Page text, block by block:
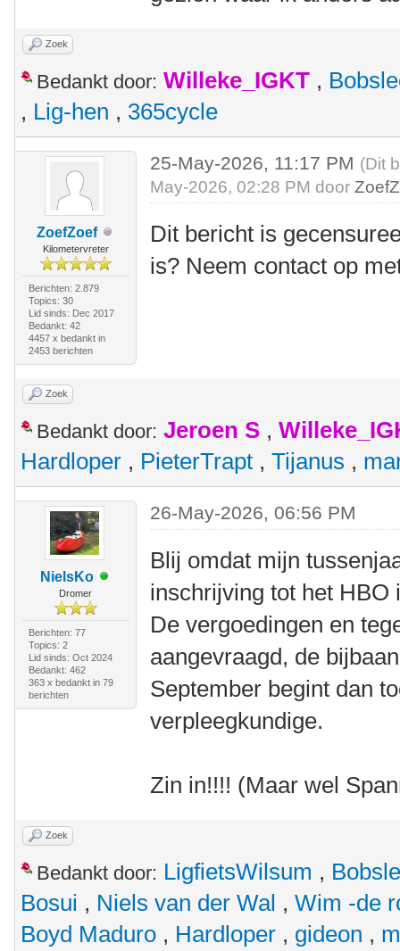
Zoek
Bedankt door: Willeke_IGKT ,
, Lig-hen , 365cycle
ZoefZoef
Kilometervreter
Berichten: 2.879
Topics: 30
Lid sinds: Dec 2017
Bedankt: 42
4457 x bedankt in
2453 berichten
25-May-2026, 11:17 PM (Dit
May-2026, 02:28 PM door
Dit bericht is
is? Neem contact op
Zoek
Bedankt door: Jeroen S ,
Hardloper , PieterTrapt , Tijanus ,
NielsKo
Dromer
Berichten: 77
Topics: 2
Lid sinds: Oct 2024
Bedankt: 462
363 x bedankt in 79
berichten
26-May-2026, 06:56 PM
Blij omdat mijn
inschrijving tot het
De vergoedingen en
aangevraagd, de
September begint dan
verpleegkundige.
Zin in!!!! (Maar wel
Zoek
Bedankt door: LigfietsWilsum ,
Bosui , Niels van der Wal , Wim -de
Boyd Maduro , Hardloper , gideon ,